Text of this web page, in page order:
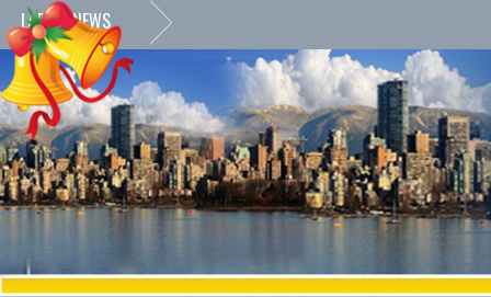
LATEST NEWS